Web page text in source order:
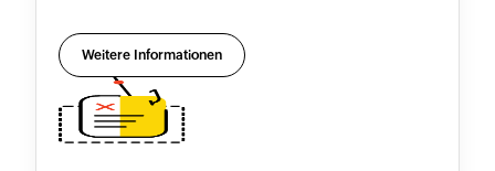
Weitere Informationen